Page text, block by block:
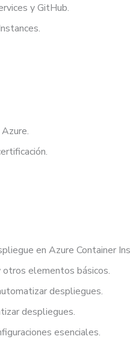
y GitHub.
en Azure Container
otros elementos básicos.
despliegues.
despliegues.
esenciales.